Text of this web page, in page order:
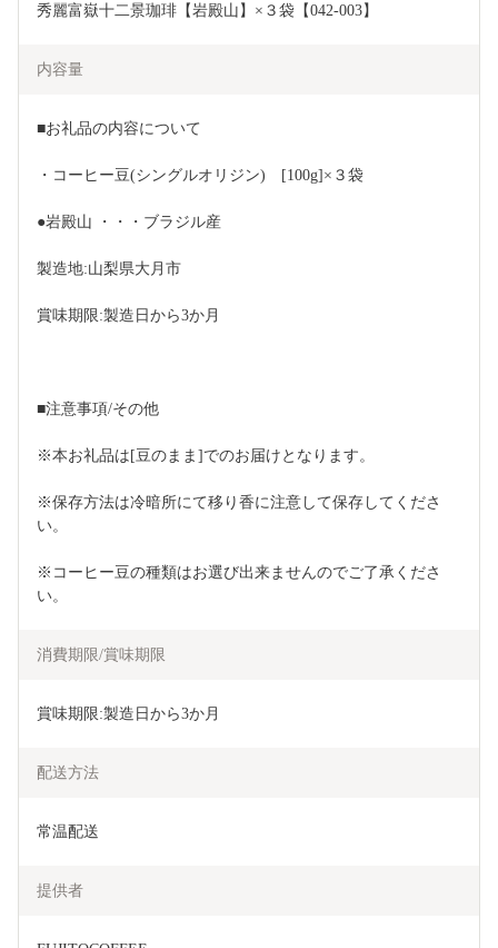
秀麗富嶽十二景珈琲【岩殿山】×３袋【042-003】
内容量
■お礼品の内容について
・コーヒー豆(シングルオリジン)　[100g]×３袋
●岩殿山 ・・・ブラジル産
製造地:山梨県大月市
賞味期限:製造日から3か月
■注意事項/その他
※本お礼品は[豆のまま]でのお届けとなります。
※保存方法は冷暗所にて移り香に注意して保存してくださ
い。
※コーヒー豆の種類はお選び出来ませんのでご了承くださ
い。
消費期限/賞味期限
賞味期限:製造日から3か月
配送方法
常温配送
提供者